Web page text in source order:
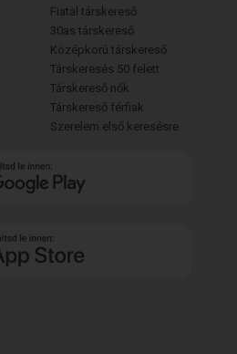
Fiatal társkereső
30as társkereső
Középkorú társkereső
Társkeresés 50 felett
Társkereső nők
Társkereső férfiak
Szerelem első keresésre